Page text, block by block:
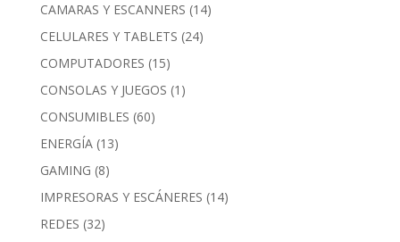
CAMARAS Y ESCANNERS (14)
CELULARES Y TABLETS (24)
COMPUTADORES (15)
CONSOLAS Y JUEGOS (1)
CONSUMIBLES (60)
ENERGÍA (13)
GAMING (8)
IMPRESORAS Y ESCÁNERES (14)
REDES (32)